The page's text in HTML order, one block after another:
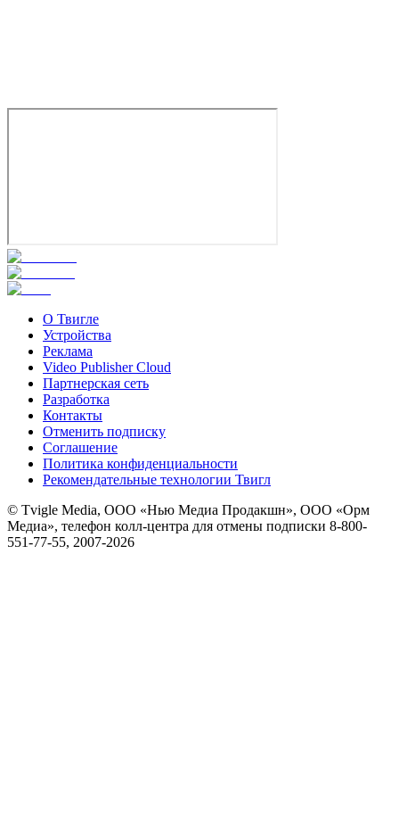
О Твигле
Устройства
Реклама
Video Publisher Cloud
Партнерская сеть
Разработка
Контакты
Отменить подписку
Соглашение
Политика конфиденциальности
Рекомендательные технологии Твигл
© Tvigle Media, ООО «Нью Медиа Продакшн», ООО «Орм
Медиа», телефон колл-центра для отмены подписки 8-800-
551-77-55, 2007-2026